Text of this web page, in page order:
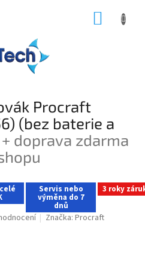
Procraft
(bez baterie a
doprava zdarma
Servis nebo
výměna do 7
dnů
3 roky
Značka:Procraft